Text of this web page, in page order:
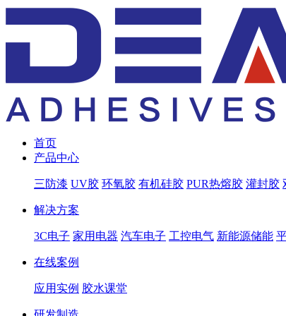
首页
产品中心
三防漆 UV胶 环氧胶 有机硅胶 PUR热熔胶 灌封胶
解决方案
3C电子 家用电器 汽车电子 工控电气 新能源储能
在线案例
应用实例 胶水课堂